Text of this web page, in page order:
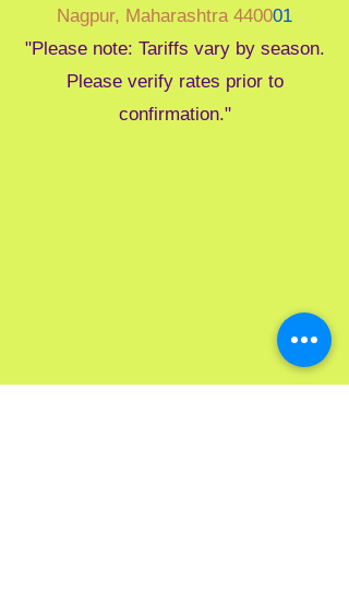
Nagpur, Maharashtra 440001
"Please note: Tariffs vary by season.
Please verify rates prior to
confirmation."